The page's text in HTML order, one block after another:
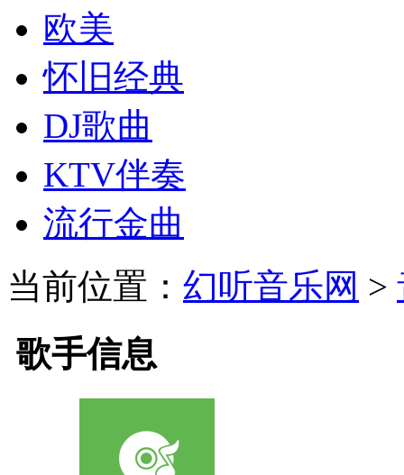
欧美
怀旧经典
DJ歌曲
KTV伴奏
流行金曲
当前位置： 幻听音乐网 >
歌手信息